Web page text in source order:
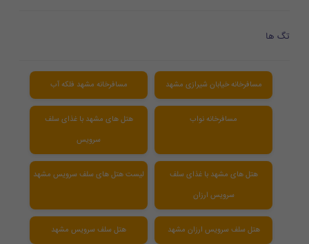
تگ ها
مسافرخانه خیابان شیرازی مشهد مسافرخانه مشهد فلکه آب
مسافرخانه نواب
هتل های مشهد با غذای سلف
سرویس
هتل های مشهد با غذای سلف
سرویس ارزان
لیست هتل های سلف سرویس مشهد
هتل سلف سرویس ارزان مشهد هتل سلف سرویس مشهد